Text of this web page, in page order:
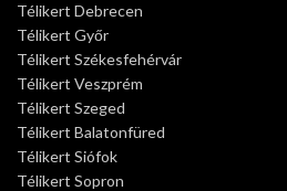
Télikert Debrecen
Télikert Győr
Télikert Székesfehérvár
Télikert Veszprém
Télikert Szeged
Télikert Balatonfüred
Télikert Siófok
Télikert Sopron